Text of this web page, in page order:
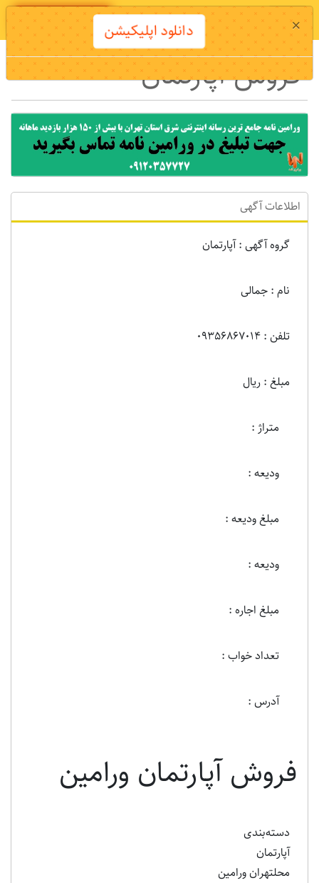
دانلود اپلیکیشن
فروش آپارتمان
اطلاعات آگهی
گروه آگهی : آپارتمان
نام : جمالی
تلفن : 09356867014
مبلغ : ریال
متراژ :
ودیعه :
مبلغ ودیعه :
ودیعه :
مبلغ اجاره :
تعداد خواب :
آدرس :
فروش آپارتمان ورامین
دسته‌بندی
آپارتمان
محلتهران ورامین
× دانلود اپلیکیشن